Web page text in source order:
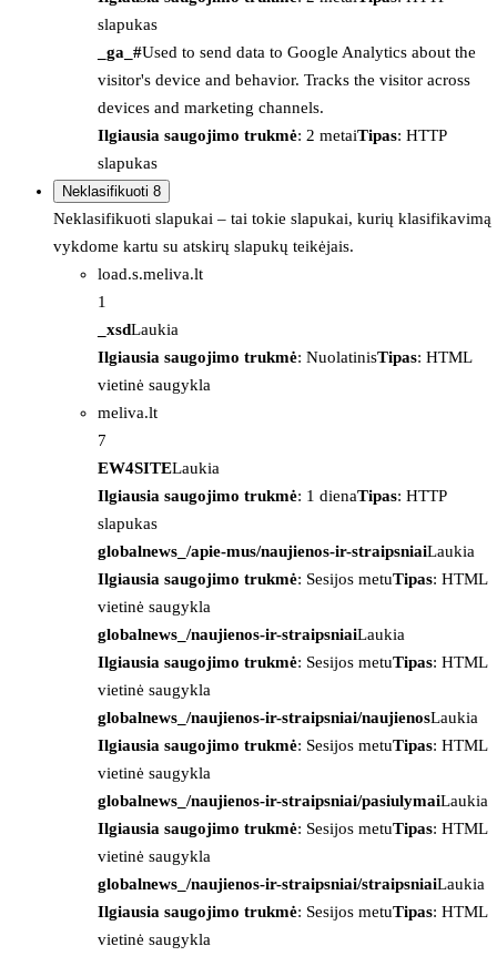
slapukas
_ga_#Used to send data to Google Analytics about the
visitor's device and behavior. Tracks the visitor across
devices and marketing channels.
Ilgiausia saugojimo trukmė: 2 metaiTipas: HTTP
slapukas
Neklasifikuoti 8
Neklasifikuoti slapukai – tai tokie slapukai, kurių klasifikavimą
vykdome kartu su atskirų slapukų teikėjais.
load.s.meliva.lt
1
_xsdLaukia
Ilgiausia saugojimo trukmė: NuolatinisTipas: HTML
vietinė saugykla
meliva.lt
7
EW4SITELaukia
Ilgiausia saugojimo trukmė: 1 dienaTipas: HTTP
slapukas
globalnews_/apie-mus/naujienos-ir-straipsniaiLaukia
Ilgiausia saugojimo trukmė: Sesijos metuTipas: HTML
vietinė saugykla
globalnews_/naujienos-ir-straipsniaiLaukia
Ilgiausia saugojimo trukmė: Sesijos metuTipas: HTML
vietinė saugykla
globalnews_/naujienos-ir-straipsniai/naujienosLaukia
Ilgiausia saugojimo trukmė: Sesijos metuTipas: HTML
vietinė saugykla
globalnews_/naujienos-ir-straipsniai/pasiulymaiLaukia
Ilgiausia saugojimo trukmė: Sesijos metuTipas: HTML
vietinė saugykla
globalnews_/naujienos-ir-straipsniai/straipsniaiLaukia
Ilgiausia saugojimo trukmė: Sesijos metuTipas: HTML
vietinė saugykla